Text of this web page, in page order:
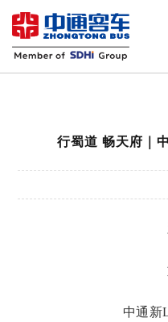
行蜀道 畅天府｜
中通新